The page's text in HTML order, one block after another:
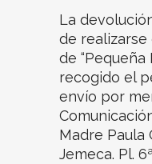
La
de realizarse
de “Pequeña
recogido el
envío por
Madre Paula
Jemeca. Pl.